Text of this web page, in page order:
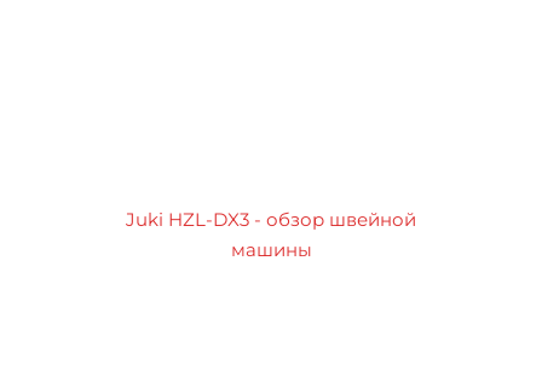
Juki HZL-DX3 - обзор швейной
машины